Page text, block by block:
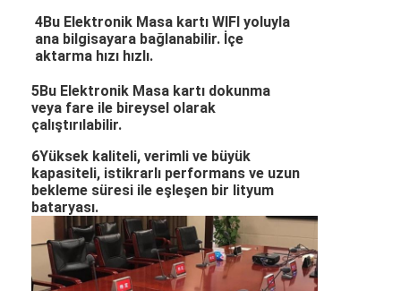
4Bu Elektronik Masa kartı WIFI yoluyla
ana bilgisayara bağlanabilir. İçe
aktarma hızı hızlı.
5Bu Elektronik Masa kartı dokunma
veya fare ile bireysel olarak
çalıştırılabilir.
6Yüksek kaliteli, verimli ve büyük
kapasiteli, istikrarlı performans ve uzun
bekleme süresi ile eşleşen bir lityum
bataryası.